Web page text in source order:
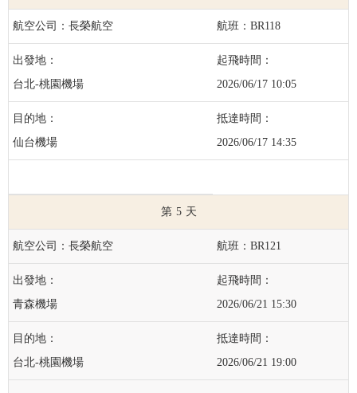
長榮航空 BR118
台北-桃園機場 2026/06/17 10:05
仙台機場 2026/06/17 14:35
5
長榮航空 BR121
青森機場 2026/06/21 15:30
台北-桃園機場 2026/06/21 19:00